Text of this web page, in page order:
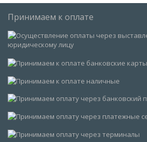
Принимаем к оплате